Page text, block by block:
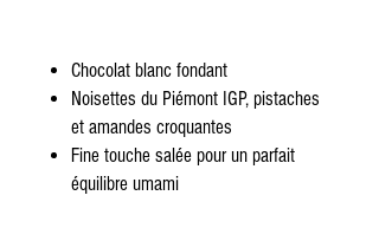
Chocolat blanc fondant
Noisettes du Piémont IGP, pistaches
et amandes croquantes
Fine touche salée pour un parfait
équilibre umami